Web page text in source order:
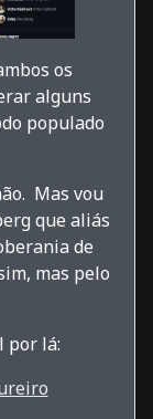
os
alguns
populado
Mas vou
que aliás
de
mas pelo
por lá: